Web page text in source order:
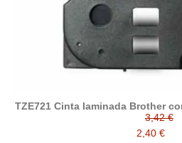
TZE721 Cinta laminada Brother
3,42 €
2,40 €